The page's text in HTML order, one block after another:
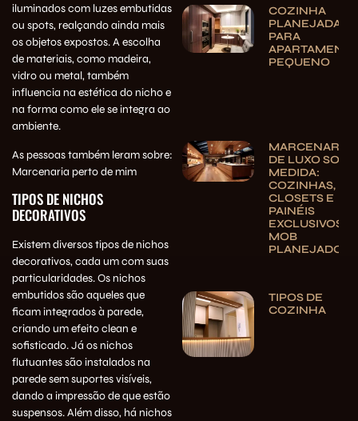
iluminados com luzes embutidas
ou spots, realçando ainda mais
os objetos expostos. A escolha
de materiais, como madeira,
vidro ou metal, também
influencia na estética do nicho e
na forma como ele se integra ao
ambiente.
As pessoas também leram sobre:
Marcenaria perto de mim
TIPOS DE NICHOS
DECORATIVOS
Existem diversos tipos de nichos
decorativos, cada um com suas
particularidades. Os nichos
embutidos são aqueles que
ficam integrados à parede,
criando um efeito clean e
sofisticado. Já os nichos
flutuantes são instalados na
parede sem suportes visíveis,
dando a impressão de que estão
suspensos. Além disso, há nichos
COZINHA
PLANEJADA
PARA
PEQUENO
MARCENARIA
DE LUXO SOB
MEDIDA:
COZINHAS,
CLOSETS E
PAINÉIS
EXCLUSIVOS |
MOB
PLANEJADOS
TIPOS DE
COZINHA